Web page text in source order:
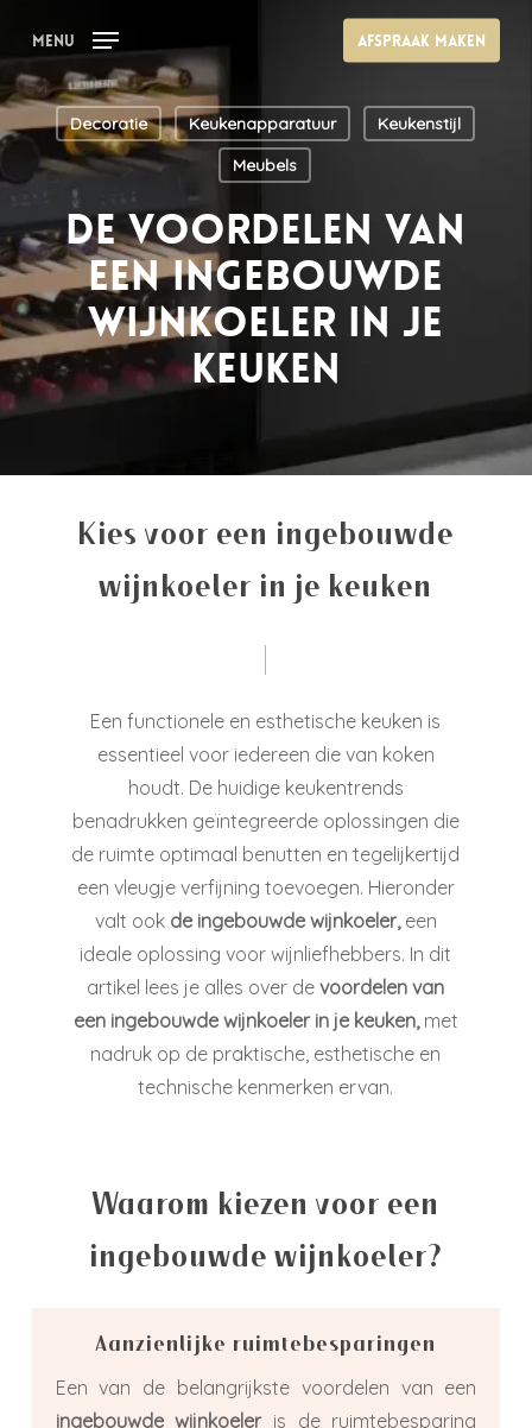
main
content
Afspraak maken
Menu
Decoratie Keukenapparatuur
Keukenstijl
Meubels
De voordelen van
een ingebouwde
wijnkoeler in je
keuken
Kies voor een ingebouwde
wijnkoeler in je keuken
Een functionele en esthetische keuken is
essentieel voor iedereen die van koken
houdt. De huidige keukentrends
benadrukken geïntegreerde oplossingen die
de ruimte optimaal benutten en tegelijkertijd
een vleugje verfijning toevoegen. Hieronder
valt ook de ingebouwde wijnkoeler,een
ideale oplossing voor wijnliefhebbers. In dit
artikel lees je alles over devoordelen van
een ingebouwde wijnkoeler in je keuken, met
nadruk op de praktische, esthetische en
technische kenmerken ervan.
Waarom kiezen voor een
ingebouwde wijnkoeler?
Aanzienlijke ruimtebesparingen
Een van de belangrijkste voordelen van een
ingebouwde wijnkoeleris de ruimtebesparing